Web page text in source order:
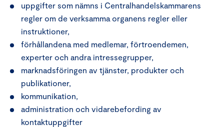
uppgifter som nämns i Centralhandelskammarens
regler om de verksamma organens regler eller
instruktioner,
förhållandena med medlemar, förtroendemen,
experter och andra intressegrupper,
marknadsföringen av tjänster, produkter och
publikationer,
kommunikation,
administration och vidarebefording av
kontaktuppgifter